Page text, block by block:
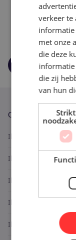
0168 371 671
info@maia.nl
YouTubeLinkedIn
Oplossingen
Ik heb moeite met
Ik wil met meer
Ik ben op zoek naar
Ik wil meer comfort
Ik wil weer samen
verkeer te
informatie
met onze
die deze
informatie
die zij
van hun
Strikt